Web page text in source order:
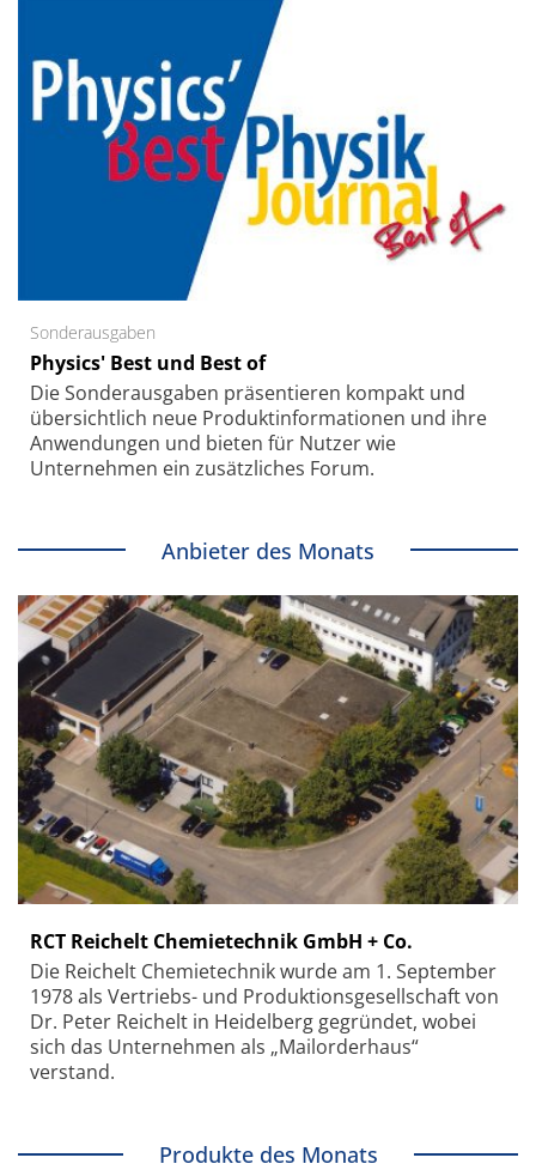
Sonderausgaben
Physics' Best und Best of
Die Sonder­ausgaben präsentieren kompakt und
übersichtlich neue Produkt­informationen und ihre
Anwendungen und bieten für Nutzer wie
Unternehmen ein zusätzliches Forum.
Anbieter des Monats
RCT Reichelt Chemietechnik GmbH + Co.
Die Reichelt Chemietechnik wurde am 1. September
1978 als Vertriebs- und Produktionsgesellschaft von
Dr. Peter Reichelt in Heidelberg gegründet, wobei
sich das Unternehmen als „Mailorderhaus“
verstand.
Produkte des Monats